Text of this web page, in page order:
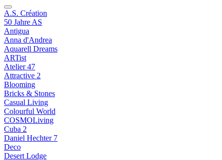
A.S. Création
50 Jahre AS
Antigua
Anna d'Andrea
Aquarell Dreams
ARTist
Atelier 47
Attractive 2
Blooming
Bricks & Stones
Casual Living
Colourful World
COSMOLiving
Cuba 2
Daniel Hechter 7
Deco
Desert Lodge